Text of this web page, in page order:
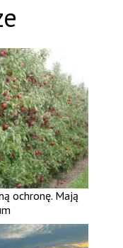
ochronę. Mają